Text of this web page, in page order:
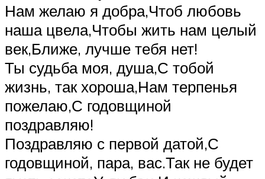
Нам желаю я добра,Чтоб любовь
наша цвела,Чтобы жить нам целый
век,Ближе, лучше тебя нет!
Ты судьба моя, душа,С тобой
жизнь, так хороша,Нам терпенья
пожелаю,С годовщиной
поздравляю!
Поздравляю с первой датой,С
годовщиной, пара, вас.Так не будет